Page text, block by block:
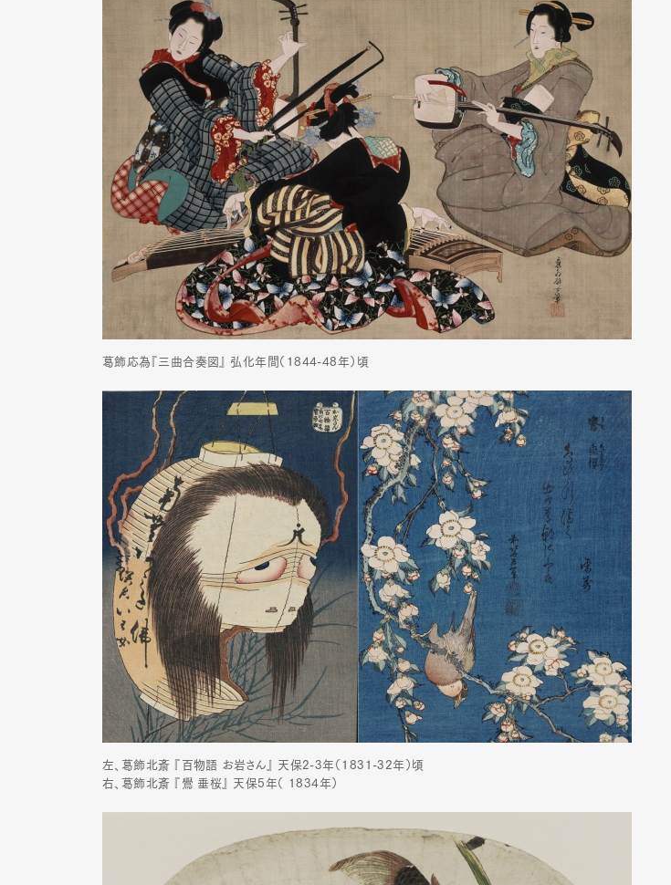
Art&Design Watch
Gourmet
Cars Product
Lifestyle
葛飾応為『三曲合奏図』 弘化年間（1844-48年）頃
左、葛飾北斎 『百物語 お岩さん』 天保2-3年（1831-32年）頃
右、葛飾北斎 『鷽 垂桜』 天保5年（ 1834年）